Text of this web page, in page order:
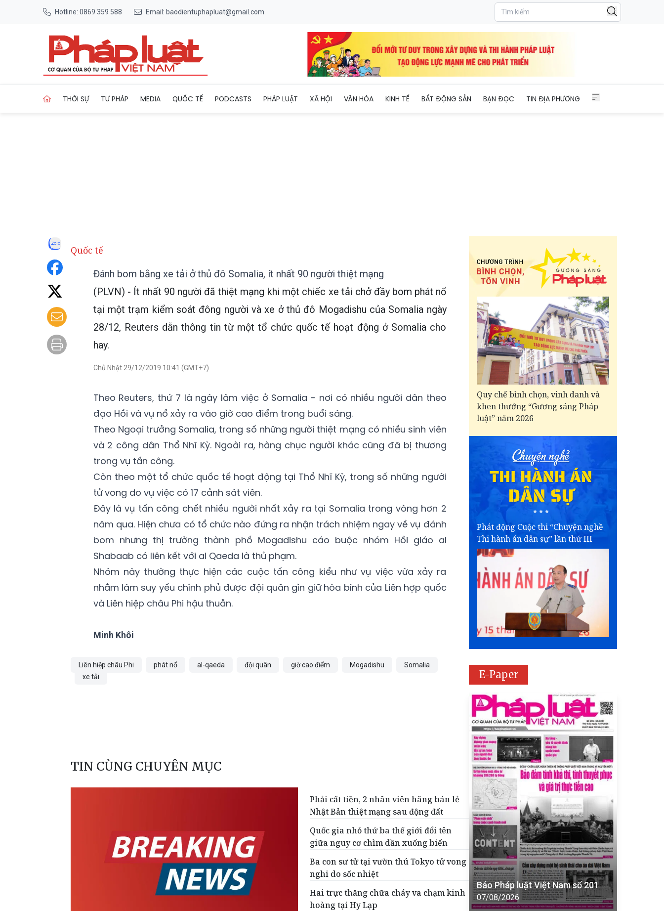
Hotline: 0869 359 588 Email: baodientuphapluat@gmail.com
THỜI SỰ TƯ PHÁP MEDIA QUỐC TẾ PODCASTS PHÁP LUẬT XÃ HỘI VĂN HÓA KINH TẾ BẤT ĐỘNG SẢN BẠN ĐỌC TIN ĐỊA PHƯƠNG
Quốc tế
Đánh bom bằng xe tải ở thủ đô Somalia, ít nhất 90 người thiệt mạng
(PLVN) - Ít nhất 90 người đã thiệt mạng khi một chiếc xe tải chở đầy bom phát nổ
tại một trạm kiểm soát đông người và xe ở thủ đô Mogadishu của Somalia ngày
28/12, Reuters dẫn thông tin từ một tổ chức quốc tế hoạt động ở Somalia cho
hay.
Chủ Nhật 29/12/2019 10:41 (GMT+7)
Theo Reuters, thứ 7 là ngày làm việc ở Somalia - nơi có nhiều người dân theo
đạo Hồi và vụ nổ xảy ra vào giờ cao điểm trong buổi sáng.
Theo Ngoại trưởng Somalia, trong số những người thiệt mạng có nhiều sinh viên
và 2 công dân Thổ Nhĩ Kỳ. Ngoài ra, hàng chục người khác cũng đã bị thương
trong vụ tấn công.
Còn theo một tổ chức quốc tế hoạt động tại Thổ Nhĩ Kỳ, trong số những người
tử vong do vụ việc có 17 cảnh sát viên.
Đây là vụ tấn công chết nhiều người nhất xảy ra tại Somalia trong vòng hơn 2
năm qua. Hiện chưa có tổ chức nào đứng ra nhận trách nhiệm ngay về vụ đánh
bom nhưng thị trưởng thành phố Mogadishu cáo buộc nhóm Hồi giáo al
Shabaab có liên kết với al Qaeda là thủ phạm.
Nhóm này thường thực hiện các cuộc tấn công kiểu như vụ việc vừa xảy ra
nhằm làm suy yếu chính phủ được đội quân gìn giữ hòa bình của Liên hợp quốc
và Liên hiệp châu Phi hậu thuẫn.
Minh Khôi
Liên hiệp châu Phi phát nổ al-qaeda đội quân giờ cao điểm Mogadishu
Somalia
xe tải
TIN CÙNG CHUYÊN MỤC
Phải cất tiền, 2 nhân viên hãng bán lẻ
Nhật Bản thiệt mạng sau động đất
Quốc gia nhỏ thứ ba thế giới đổi tên
giữa nguy cơ chìm dần xuống biển
Ba con sư tử tại vườn thú Tokyo tử vong
nghi do sốc nhiệt
Hai trực thăng chữa cháy va chạm kinh
hoàng tại Hy Lạp
Quy chế bình chọn, vinh danh và
khen thưởng “Gương sáng Pháp
luật” năm 2026
Phát động Cuộc thi “Chuyện nghề
Thi hành án dân sự” lần thứ III
E-Paper
Báo Pháp luật Việt Nam số 201
07/08/2026